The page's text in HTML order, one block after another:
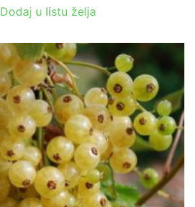
Dodaj u listu želja